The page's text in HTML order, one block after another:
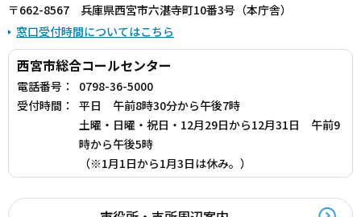
〒662-8567 兵庫県西宮市六湛寺町10番3号（本庁舎）
窓口受付時間についてはこちら
西宮市総合コールセンター
電話番号：
0798-36-5000
受付時間：
平日 午前8時30分から午後7時
土曜・日曜・祝日・12月29日から12月31日 午前9
時から午後5時
（※1月1日から1月3日は休み。）